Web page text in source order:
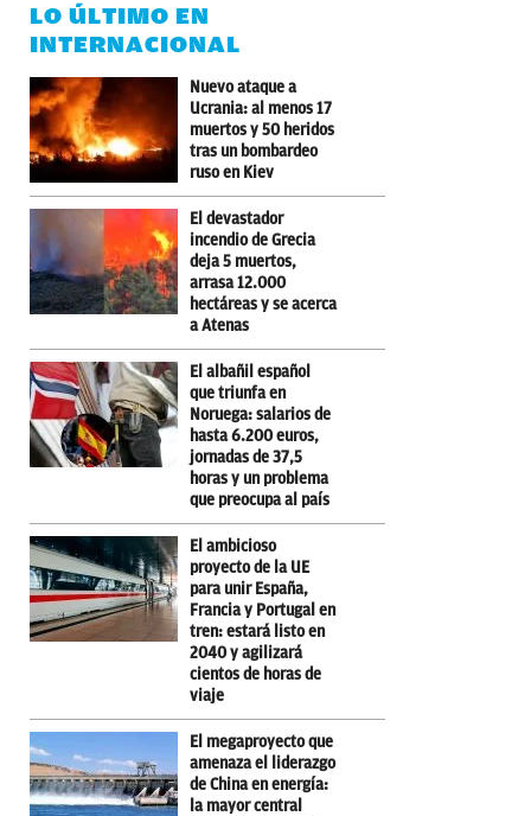
LO ÚLTIMO EN
INTERNACIONAL
Nuevo ataque a
Ucrania: al menos 17
muertos y 50 heridos
tras un bombardeo
ruso en Kiev
El devastador
incendio de Grecia
deja 5 muertos,
arrasa 12.000
hectáreas y se acerca
a Atenas
El albañil español
que triunfa en
Noruega: salarios de
hasta 6.200 euros,
jornadas de 37,5
horas y un problema
que preocupa al país
El ambicioso
proyecto de la UE
para unir España,
Francia y Portugal en
tren: estará listo en
2040 y agilizará
cientos de horas de
viaje
El megaproyecto que
amenaza el liderazgo
de China en energía:
la mayor central